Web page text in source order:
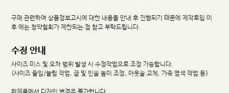
구매 관련하여 상품정보고시에 대한 내용을 안내 후 진행되기 때문에 제작투입 이
후 에는 청약철회가 제한되는 점 참고 부탁드립니다.
수정 안내
사이즈 미스 및 오차 범위 발생 시 수정작업으로 조정 가능합니다.
(사이즈 줄임/늘림 작업, 굽 및 인솔 높이 조정, 아웃솔 교체, 가죽 염색 작업 등)